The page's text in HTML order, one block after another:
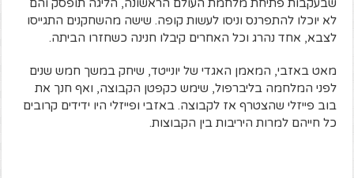
שבעקבות פתיחת מלחמת העולם הראשונה, הליגה תופסק והם
לא יוכלו להתפרנס וניסו לעשות קופה. שישה מהשחקנים התגייסו
לצבא, אחד נהרג וכל האחרים קיבלו חנינה כשחזרו הביתה.
מאט באזבי, המאמן האגדי של יונייטד, שיחק במשך חמש שנים
לפני המלחמה בליברפול, שימש כקפטן הקבוצה, ואף חנך את
בוב פייזלי שהצטרף אז לקבוצה. באזבי ופייזלי היו ידידים קרובים
כל חייהם למרות היריבות בין הקבוצות.